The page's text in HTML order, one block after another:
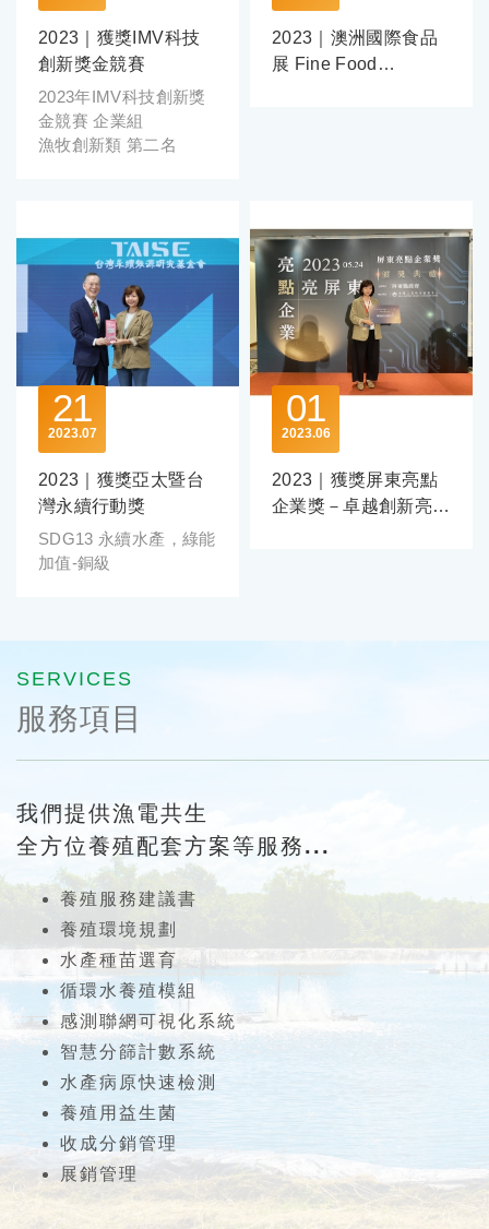
2023｜獲獎IMV科技
創新獎金競賽
2023年IMV科技創新獎
金競賽 企業組
漁牧創新類 第二名
2023｜澳洲國際食品
展 Fine Food
21
07
2023
2023｜獲獎亞太暨台
灣永續行動獎
SDG13 永續水產，綠能
加值-銅級
01
06
2023
2023｜獲獎屏東亮點
企業獎－卓越創新亮點
我們提供漁電共生
全方位養殖配套方案等服務...
服務項目
養殖服務建議書
養殖環境規劃
水產種苗選育
循環水養殖模組
感測聯網可視化系統
智慧分篩計數系統
水產病原快速檢測
養殖用益生菌
收成分銷管理
展銷管理